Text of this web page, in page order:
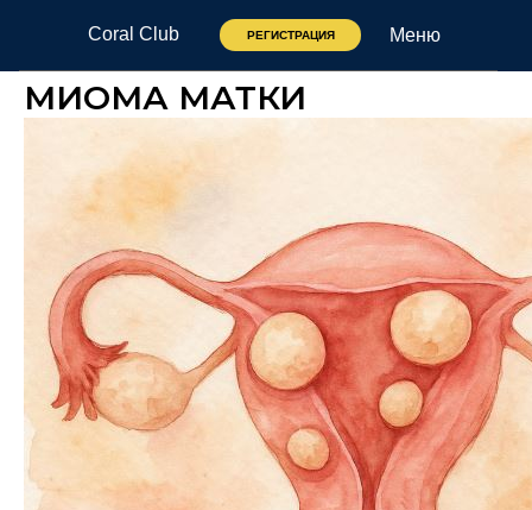
Coral Club Меню
РЕГИСТРАЦИЯ
МИОМА МАТКИ